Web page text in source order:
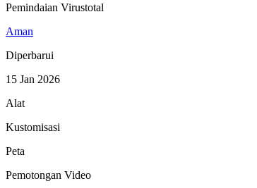
Pemindaian Virustotal
Aman
Diperbarui
15 Jan 2026
Alat
Kustomisasi
Peta
Pemotongan Video